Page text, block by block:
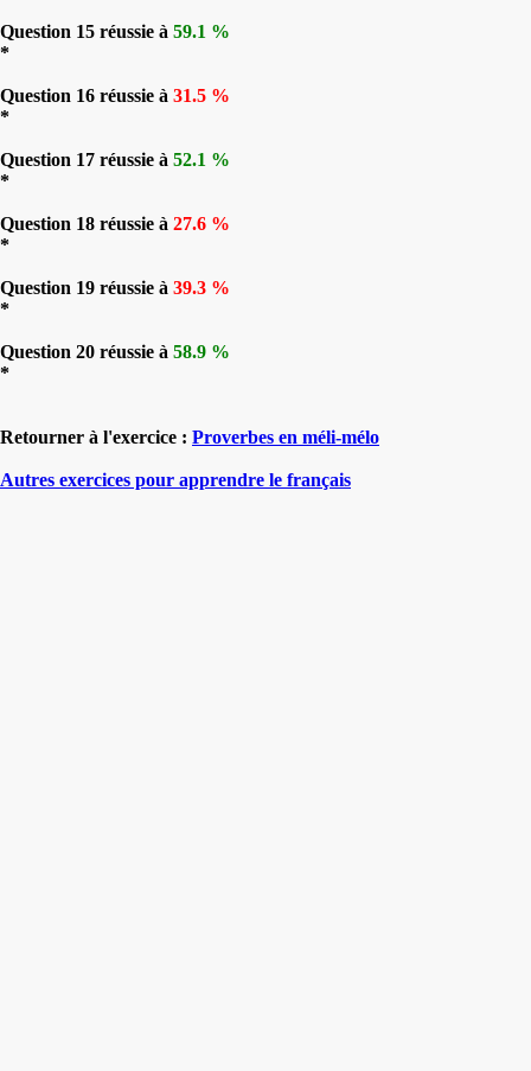
Question 15 réussie à 59.1 %
*
Question 16 réussie à 31.5 %
*
Question 17 réussie à 52.1 %
*
Question 18 réussie à 27.6 %
*
Question 19 réussie à 39.3 %
*
Question 20 réussie à 58.9 %
*
Retourner à l'exercice : Proverbes en méli-mélo
Autres exercices pour apprendre le français